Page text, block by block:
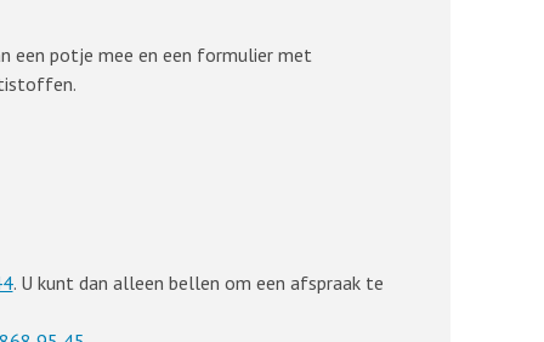
een potje mee en een formulier met
. U kunt dan alleen bellen om een afspraak te